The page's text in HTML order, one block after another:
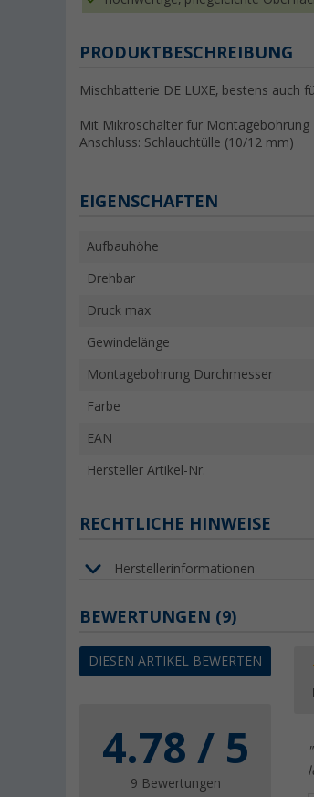
PRODUKTBESCHREIBUNG
Mischbatterie DE LUXE, bestens auch
Mit Mikroschalter für Montagebohrung
Anschluss: Schlauchtülle (10/12 mm)
EIGENSCHAFTEN
Aufbauhöhe
Drehbar
Druck max
Gewindelänge
Montagebohrung Durchmesser
Farbe
EAN
Hersteller Artikel-Nr.
RECHTLICHE HINWEISE
Herstellerinformationen
BEWERTUNGEN (9)
DIESEN ARTIKEL BEWERTEN
4.78 / 5
9 Bewertungen